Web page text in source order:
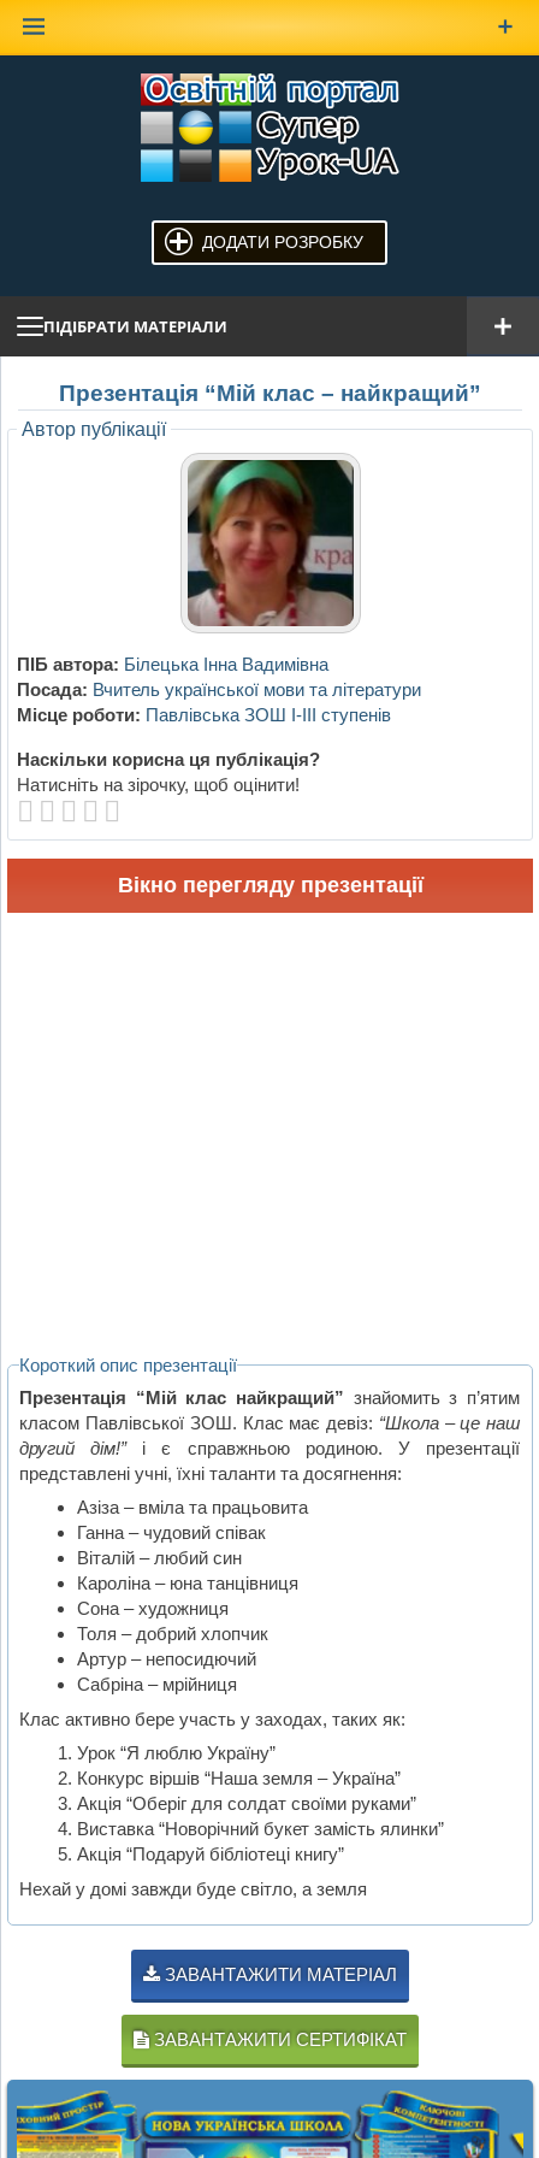
ДОДАТИ РОЗРОБКУ
ПІДІБРАТИ МАТЕРІАЛИ
Презентація “Мій клас – найкращий”
Автор публікації
ПІБ автора: Білецька Інна Вадимівна
Посада: Вчитель української мови та літератури
Місце роботи: Павлівська ЗОШ І-ІІІ ступенів
Наскільки корисна ця публікація?
Натисніть на зірочку, щоб оцінити!
Вікно перегляду презентації
Короткий опис презентації
Презентація “Мій клас найкращий” знайомить з п’ятим
класом Павлівської ЗОШ. Клас має девіз: “Школа – це наш
другий дім!”і є справжньою родиною. У презентації
представлені учні, їхні таланти та досягнення:
Азіза – вміла та працьовита
Ганна – чудовий співак
Віталій – любий син
Кароліна – юна танцівниця
Сона – художниця
Толя – добрий хлопчик
Артур – непосидючий
Сабріна – мрійниця
Клас активно бере участь у заходах, таких як:
Урок “Я люблю Україну”
Конкурс віршів “Наша земля – Україна”
Акція “Оберіг для солдат своїми руками”
Виставка “Новорічний букет замість ялинки”
Акція “Подаруй бібліотеці книгу”
Нехай у домі завжди буде світло, а земля
ЗАВАНТАЖИТИ МАТЕРІАЛ
ЗАВАНТАЖИТИ СЕРТИФІКАТ